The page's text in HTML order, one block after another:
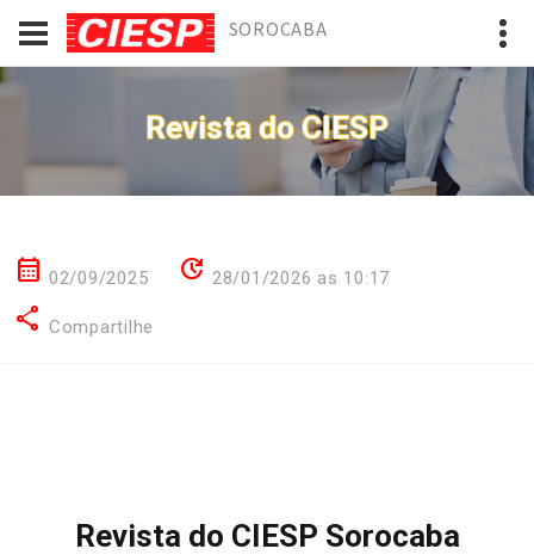
SOROCABA
Revista do CIESP
calendar_month 02/09/2025 update 28/01/2026 as 10:17
share Compartilhe
Revista do CIESP Sorocaba